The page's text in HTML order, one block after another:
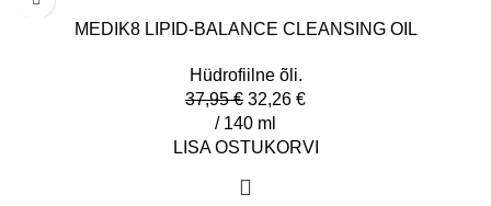
MEDIK8 LIPID-BALANCE CLEANSING OIL
Hüdrofiilne õli.
37,95€ 32,26 €
/ 140 ml
LISA OSTUKORVI